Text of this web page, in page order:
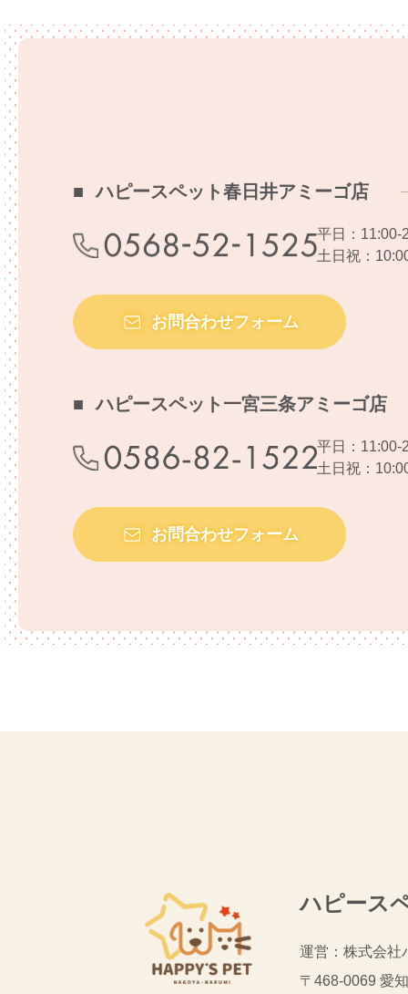
ハピースペット春日井アミーゴ店
平日：11:00-
土日祝：
お問合わせフォーム
ハピースペット一宮三条アミーゴ店
平日：11:00-
土日祝：
お問合わせフォーム
ハピース
運営：株式会社
〒468-0069 愛